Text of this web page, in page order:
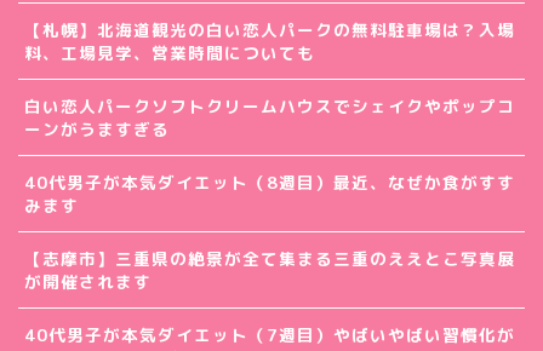
【札幌】北海道観光の白い恋人パークの無料駐車場は？入場
料、工場見学、営業時間についても
白い恋人パークソフトクリームハウスでシェイクやポップコ
ーンがうますぎる
40代男子が本気ダイエット（8週目）最近、なぜか食がすす
みます
【志摩市】三重県の絶景が全て集まる三重のええとこ写真展
が開催されます
40代男子が本気ダイエット（7週目）やばいやばい習慣化が